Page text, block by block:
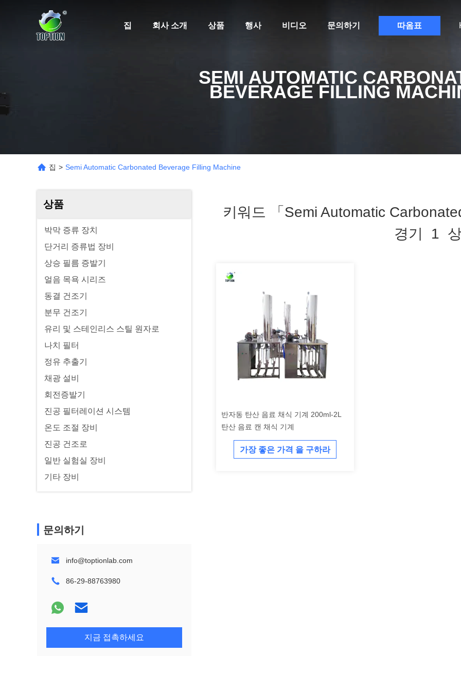
집 회사 소개 상품 행사 비디오 문의하기 따옴표
SEMI AUTOMATIC
BEVERAGE FILLING
집 > Semi Automatic Carbonated Beverage Filling Machine
상품
박막 증류 장치
단거리 증류법 장비
상승 필름 증발기
얼음 목욕 시리즈
동결 건조기
분무 건조기
유리 및 스테인리스 스틸 원자로
나치 필터
정유 추출기
채광 설비
회전증발기
진공 필터레이션 시스템
온도 조절 장비
진공 건조로
일반 실험실 장비
기타 장비
문의하기
info@toptionlab.com
86-29-88763980
지금 접촉하세요
키워드 「semi Automatic
경기 1
반자동 탄산 음료 채식 기계 200ml-2L
탄산 음료 캔 채식 기계
가장 좋은 가격 을 구하라